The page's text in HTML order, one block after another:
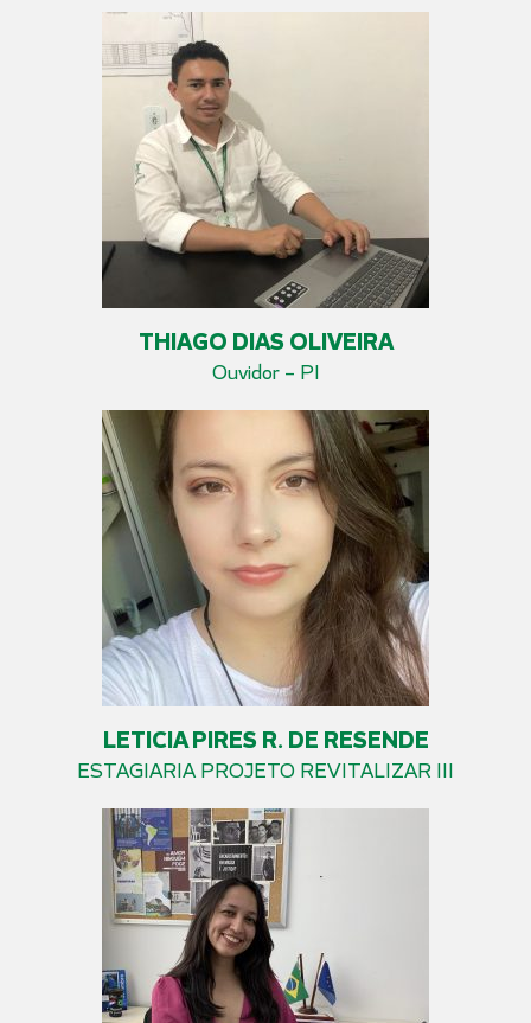
THIAGO DIAS OLIVEIRA
Ouvidor – PI
LETICIA PIRES R. DE RESENDE
ESTAGIARIA PROJETO REVITALIZAR III